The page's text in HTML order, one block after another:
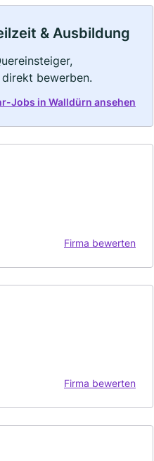
& Ausbildung
bewerben.
Jobs in Walldürn ansehen
Firma bewerten
Firma bewerten